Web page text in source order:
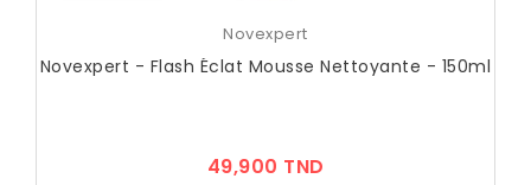
Novexpert
Novexpert - Flash Éclat Mousse Nettoyante - 150ml
49,900 TND